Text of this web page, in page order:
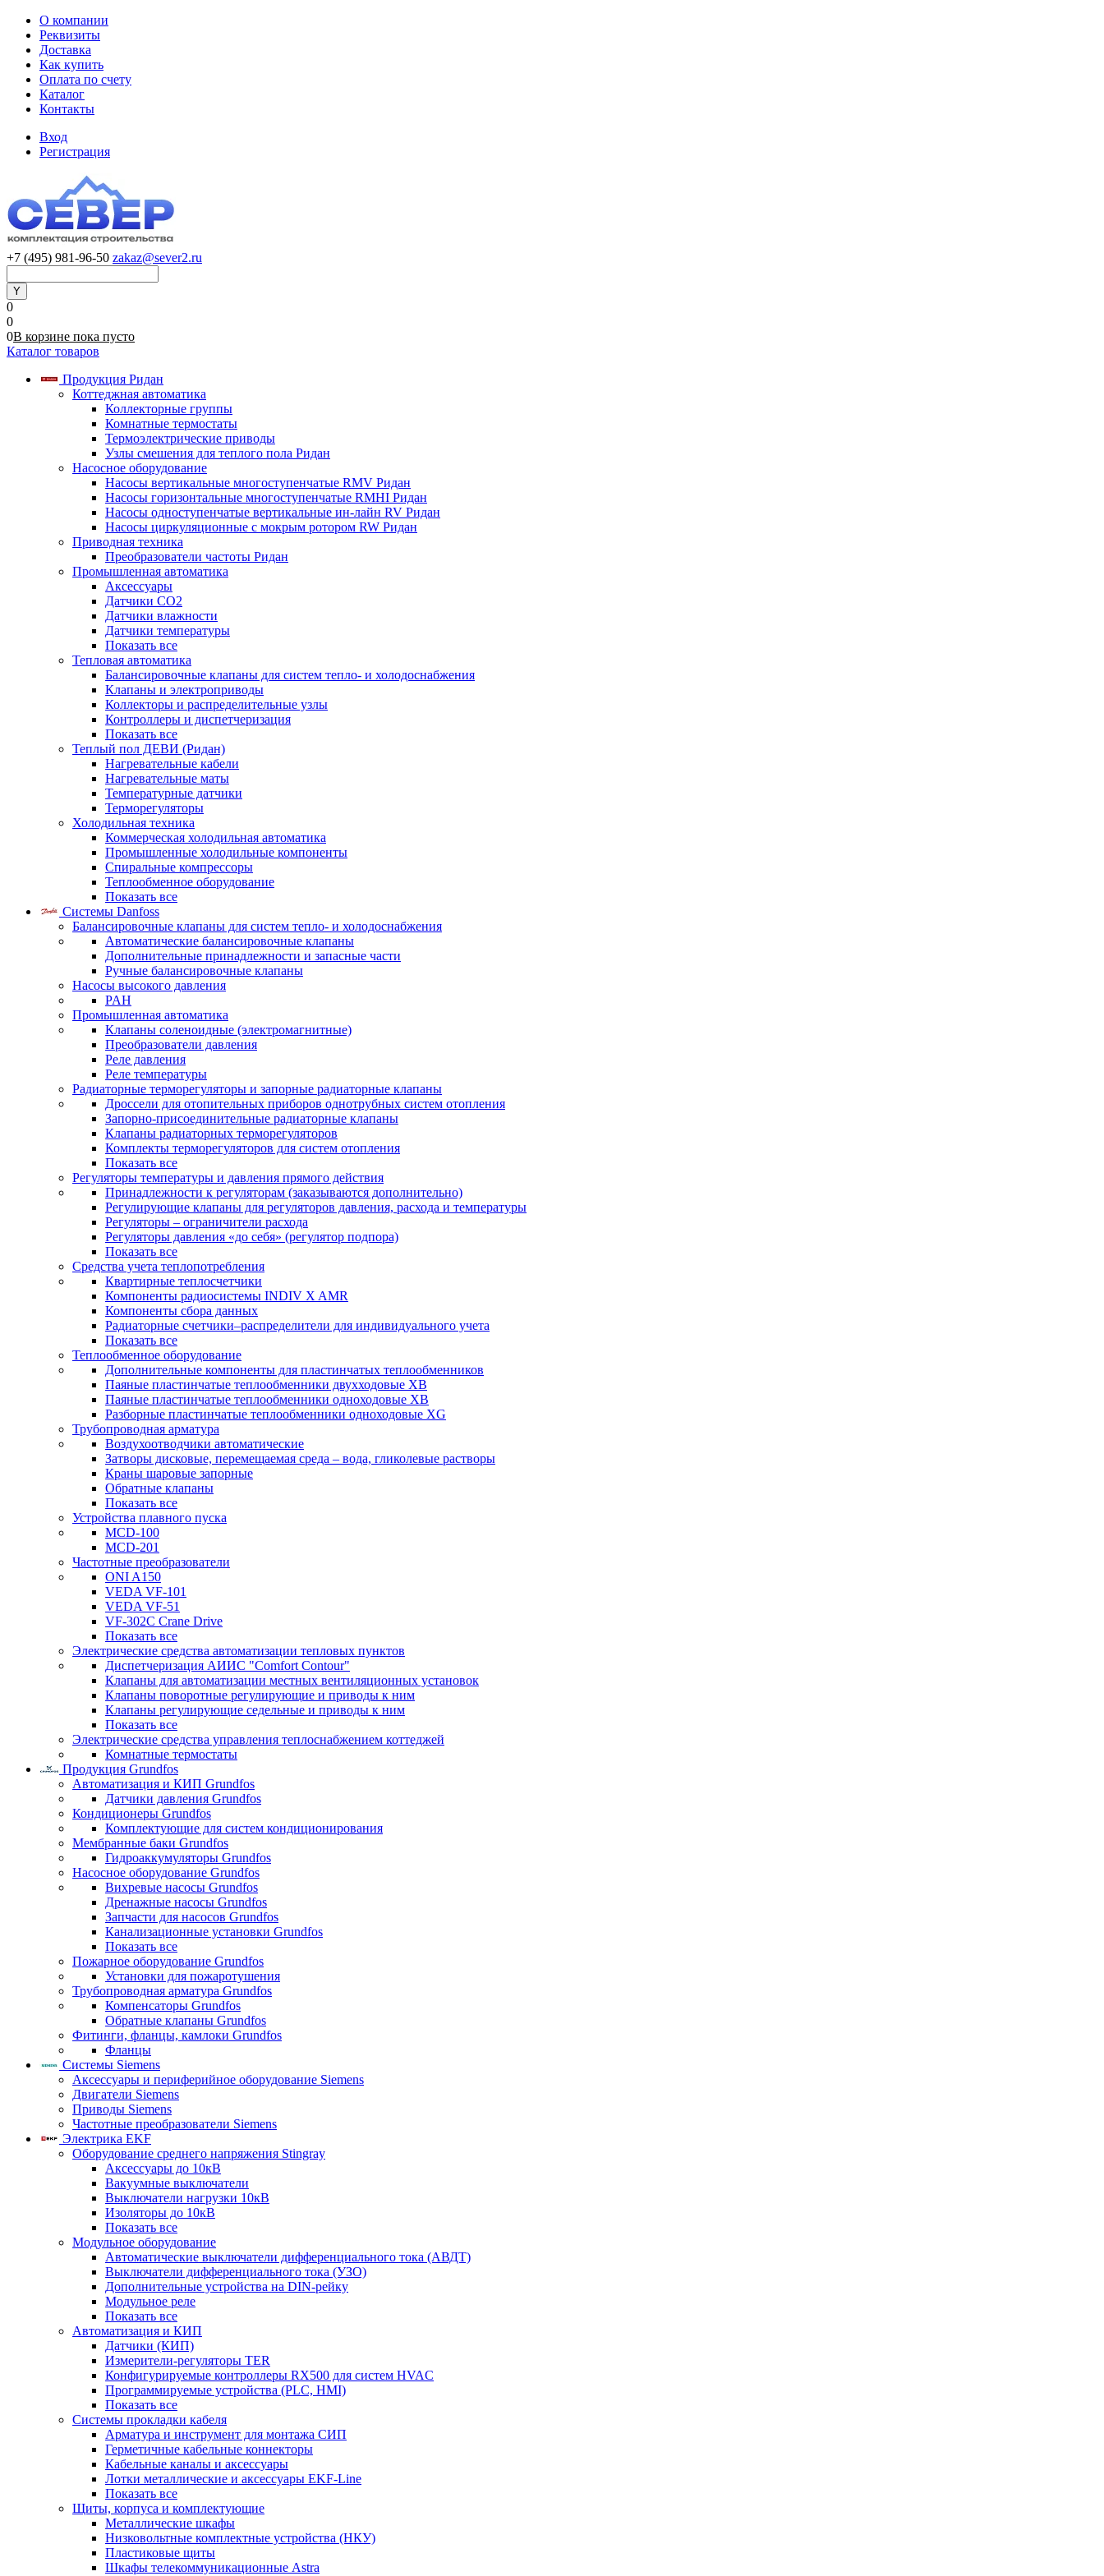
О компании
Реквизиты
Доставка
Как купить
Оплата по счету
Каталог
Контакты
Вход
Регистрация
+7 (495) 981-96-50 zakaz@sever2.ru
0
0
0В корзине пока пусто
Каталог товаров
Продукция Ридан
Коттеджная автоматика
Коллекторные группы
Комнатные термостаты
Термоэлектрические приводы
Узлы смешения для теплого пола Ридан
Насосное оборудование
Насосы вертикальные многоступенчатые RMV Ридан
Насосы горизонтальные многоступенчатые RMHI Ридан
Насосы одноступенчатые вертикальные ин-лайн RV Ридан
Насосы циркуляционные с мокрым ротором RW Ридан
Приводная техника
Преобразователи частоты Ридан
Промышленная автоматика
Аксессуары
Датчики CO2
Датчики влажности
Датчики температуры
Показать все
Тепловая автоматика
Балансировочные клапаны для систем тепло- и холодоснабжения
Клапаны и электроприводы
Коллекторы и распределительные узлы
Контроллеры и диспетчеризация
Показать все
Теплый пол ДЕВИ (Ридан)
Нагревательные кабели
Нагревательные маты
Температурные датчики
Терморегуляторы
Холодильная техника
Коммерческая холодильная автоматика
Промышленные холодильные компоненты
Спиральные компрессоры
Теплообменное оборудование
Показать все
Системы Danfoss
Балансировочные клапаны для систем тепло- и холодоснабжения
Автоматические балансировочные клапаны
Дополнительные принадлежности и запасные части
Ручные балансировочные клапаны
Насосы высокого давления
PAH
Промышленная автоматика
Клапаны соленоидные (электромагнитные)
Преобразователи давления
Реле давления
Реле температуры
Радиаторные терморегуляторы и запорные радиаторные клапаны
Дроссели для отопительных приборов однотрубных систем отопления
Запорно-присоединительные радиаторные клапаны
Клапаны радиаторных терморегуляторов
Комплекты терморегуляторов для систем отопления
Показать все
Регуляторы температуры и давления прямого действия
Принадлежности к регуляторам (заказываются дополнительно)
Регулирующие клапаны для регуляторов давления, расхода и температуры
Регуляторы – ограничители расхода
Регуляторы давления «до себя» (регулятор подпора)
Показать все
Средства учета теплопотребления
Квартирные теплосчетчики
Компоненты радиосистемы INDIV X AMR
Компоненты сбора данных
Радиаторные счетчики–распределители для индивидуального учета
Показать все
Теплообменное оборудование
Дополнительные компоненты для пластинчатых теплообменников
Паяные пластинчатые теплообменники двухходовые XB
Паяные пластинчатые теплообменники одноходовые ХВ
Разборные пластинчатые теплообменники одноходовые ХG
Трубопроводная арматура
Воздухоотводчики автоматические
Затворы дисковые, перемещаемая среда – вода, гликолевые растворы
Краны шаровые запорные
Обратные клапаны
Показать все
Устройства плавного пуска
MCD-100
MCD-201
Частотные преобразователи
ONI A150
VEDA VF-101
VEDA VF-51
VF-302C Crane Drive
Показать все
Электрические средства автоматизации тепловых пунктов
Диспетчеризация АИИС "Comfort Contour"
Клапаны для автоматизации местных вентиляционных установок
Клапаны поворотные регулирующие и приводы к ним
Клапаны регулирующие седельные и приводы к ним
Показать все
Электрические средства управления теплоснабжением коттеджей
Комнатные термостаты
Продукция Grundfos
Автоматизация и КИП Grundfos
Датчики давления Grundfos
Кондиционеры Grundfos
Комплектующие для систем кондиционирования
Мембранные баки Grundfos
Гидроаккумуляторы Grundfos
Насосное оборудование Grundfos
Вихревые насосы Grundfos
Дренажные насосы Grundfos
Запчасти для насосов Grundfos
Канализационные установки Grundfos
Показать все
Пожарное оборудование Grundfos
Установки для пожаротушения
Трубопроводная арматура Grundfos
Компенсаторы Grundfos
Обратные клапаны Grundfos
Фитинги, фланцы, камлоки Grundfos
Фланцы
Системы Siemens
Аксессуары и периферийное оборудование Siemens
Двигатели Siemens
Приводы Siemens
Частотные преобразователи Siemens
Электрика EKF
Оборудование среднего напряжения Stingray
Аксессуары до 10кВ
Вакуумные выключатели
Выключатели нагрузки 10кВ
Изоляторы до 10кВ
Показать все
Модульное оборудование
Автоматические выключатели дифференциального тока (АВДТ)
Выключатели дифференциального тока (УЗО)
Дополнительные устройства на DIN-рейку
Модульное реле
Показать все
Автоматизация и КИП
Датчики (КИП)
Измерители-регуляторы TER
Конфигурируемые контроллеры RX500 для систем HVAC
Программируемые устройства (PLC, HMI)
Показать все
Системы прокладки кабеля
Арматура и инструмент для монтажа СИП
Герметичные кабельные коннекторы
Кабельные каналы и аксессуары
Лотки металлические и аксессуары EKF-Line
Показать все
Щиты, корпуса и комплектующие
Металлические шкафы
Низковольтные комплектные устройства (НКУ)
Пластиковые щиты
Шкафы телекоммуникационные Astra